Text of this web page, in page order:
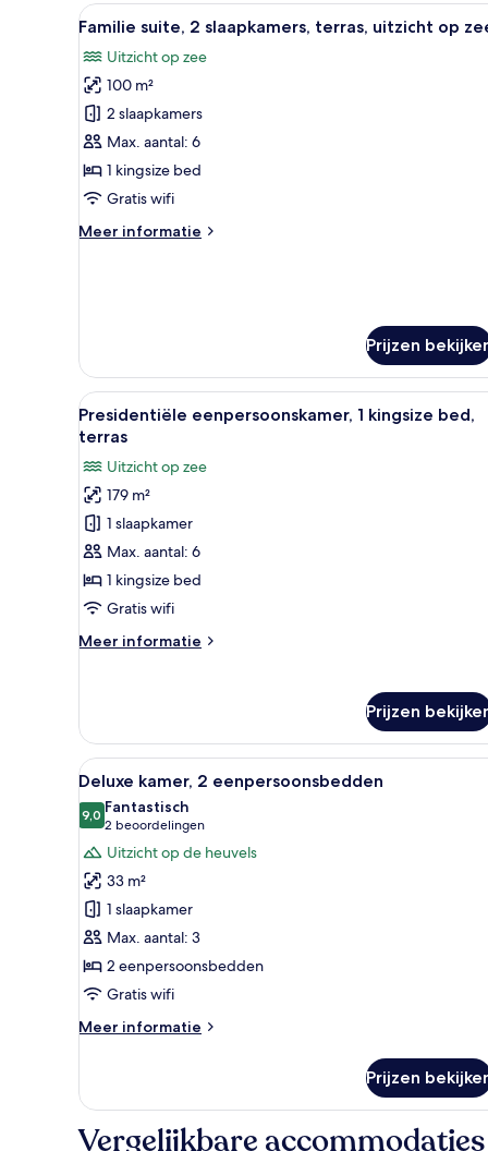
Alle
foto's
voor
Familie
suite,
2
slaapkamers,
terras,
op
Een hotelkamer met een
7
Familie suite, 2 slaapkamers, terras, uitzicht op
Uitzicht op zee
100 m²
2 slaapkamers
Max. aantal: 6
1 kingsize bed
Gratis wifi
Meer informatie
Meer
terras,
uitzicht
op
zee
Prijzen
Alle
foto's
Presidentiële
eenpersoonskamer,
kingsize
bed,
terras
Een moderne hotelkamer
12
Presidentiële eenpersoonskamer, 1 kingsize bed,
terras
Uitzicht op zee
179 m²
1 slaapkamer
Max. aantal: 6
1 kingsize bed
Gratis wifi
Meer informatie
Meer
1
kingsize
bed,
terras
Prijzen
Alle
foto's
voor
Deluxe
kamer,
2
eenpersoonsbedden
laden
Een hotelkamer met twee
6
Deluxe kamer, 2 eenpersoonsbedden
9,09,0 van 10
Fantastisch
2 beoordelingen
(2
beoordelingen)
Uitzicht op de heuvels
33 m²
1 slaapkamer
Max. aantal: 3
2 eenpersoonsbedden
Gratis wifi
Meer informatie
Meer
kamer,
eenpersoonsbedden
Prijzen
Vergelijkbare accommodaties